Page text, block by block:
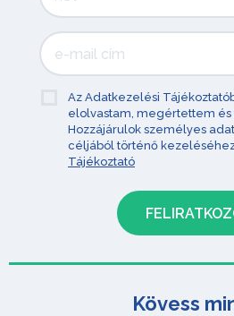
Az Adatkezelési
elolvastam, megértettem
Hozzájárulok személyes
céljából történő
Tájékoztató
Kövess